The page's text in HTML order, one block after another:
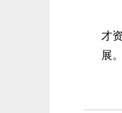
夏
才
展。
米